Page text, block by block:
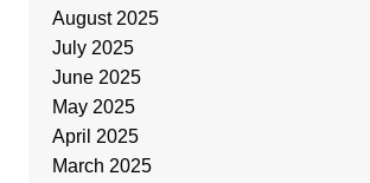
August 2025
July 2025
June 2025
May 2025
April 2025
March 2025